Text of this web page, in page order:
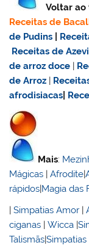
Voltar ao
Receitas de
de Pudins
Receitas de
dearroz doce
de Arroz
afrodisiacas
Mais:
Mágicas |Afrodite|
rápidos|Magia das
|Simpatias Amor |
ciganas |Wicca |
Talismãs|